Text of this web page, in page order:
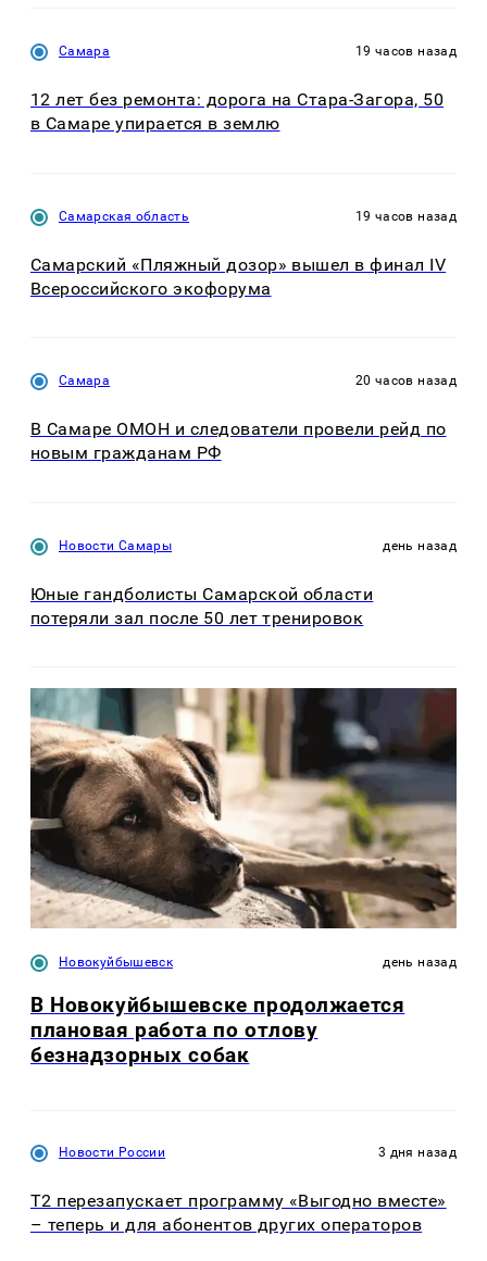
Самара 19 часов назад
12 лет без ремонта: дорога на Стара-Загора, 50
в Самаре упирается в землю
Самарская область 19 часов назад
Самарский «Пляжный дозор» вышел в финал IV
Всероссийского экофорума
Самара 20 часов назад
В Самаре ОМОН и следователи провели рейд по
новым гражданам РФ
Новости Самары день назад
Юные гандболисты Самарской области
потеряли зал после 50 лет тренировок
Новокуйбышевск день назад
В Новокуйбышевске продолжается
плановая работа по отлову
безнадзорных собак
Новости России 3 дня назад
Т2 перезапускает программу «Выгодно вместе»
– теперь и для абонентов других операторов